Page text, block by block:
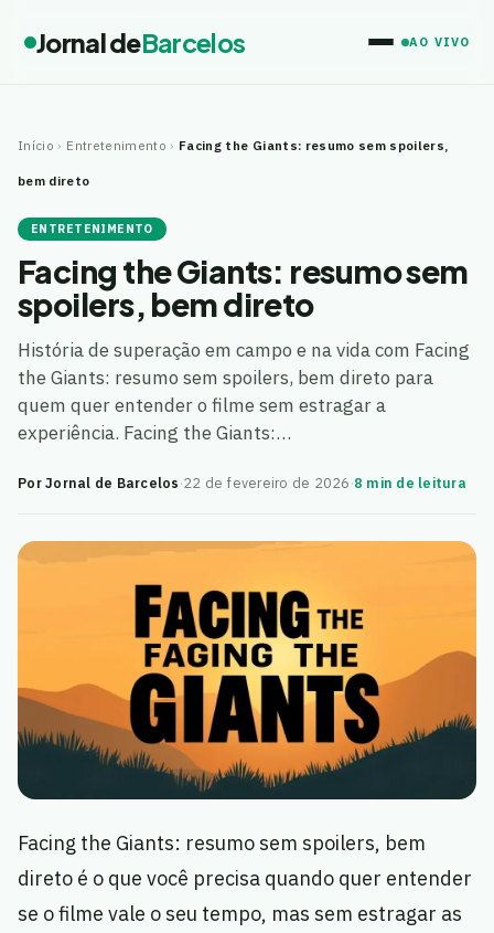
Jornal deBarcelos AO VIVO
Início › Entretenimento › Facing the Giants: resumo sem spoilers,
bem direto
ENTRETENIMENTO
Facing the Giants: resumo sem
spoilers, bem direto
História de superação em campo e na vida com Facing
the Giants: resumo sem spoilers, bem direto para
quem quer entender o filme sem estragar a
experiência. Facing the Giants:…
Por Jornal de Barcelos·22 de fevereiro de 2026·8 min de leitura
Facing the Giants: resumo sem spoilers, bem
direto é o que você precisa quando quer entender
se o filme vale o seu tempo, mas sem estragar as